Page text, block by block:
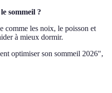
sommeil ?
comme les noix, le poisson et
à mieux dormir.
optimiser son sommeil 2026",